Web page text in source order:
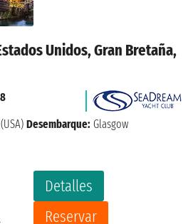
Unidos, Gran Bretaña,
Detalles
Reservar
Desembarque: Glasgow